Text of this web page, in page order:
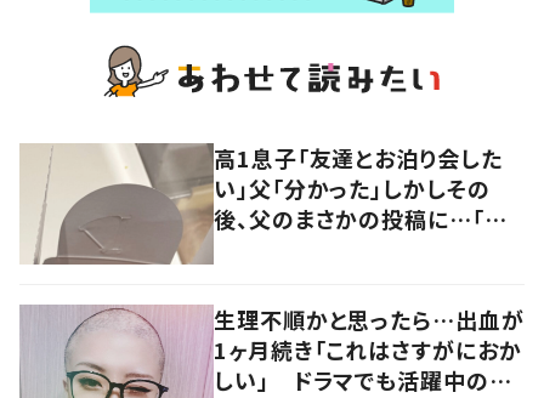
高1息子「友達とお泊り会した
い」父「分かった」しかしその
後、父のまさかの投稿に…「わ
生理不順かと思ったら…出血が
1ヶ月続き「これはさすがにおか
しい」 ドラマでも活躍中の女